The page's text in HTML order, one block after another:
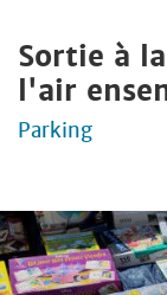
Sortie à
l'air
Parking